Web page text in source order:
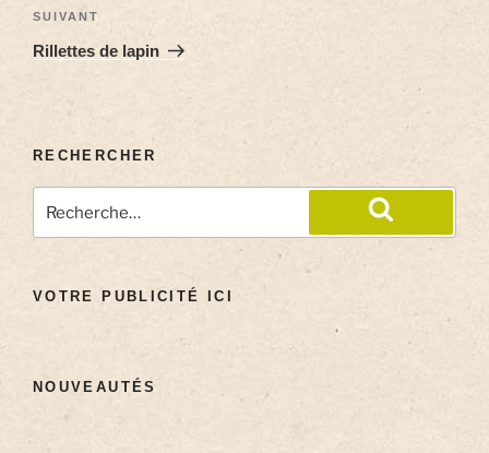
SUIVANT
Rillettes de lapin
RECHERCHER
VOTRE PUBLICITÉ ICI
NOUVEAUTÉS